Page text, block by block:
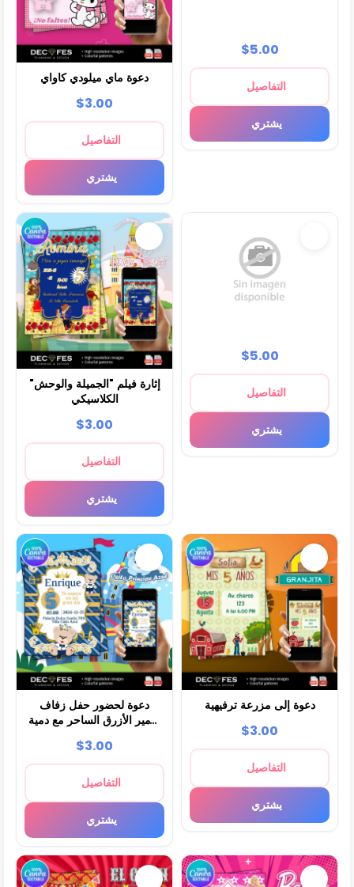
دعوة ماي ميلودي كاواي
$3.00
التفاصيل
يشتري
$5.00
التفاصيل
يشتري
إثارة فيلم "الجميلة والوحش"
الكلاسيكي
$3.00
التفاصيل
يشتري
$5.00
التفاصيل
يشتري
دعوة لحضور حفل زفاف
الأمير الأزرق الساحر مع دمية
$3.00
التفاصيل
يشتري
دعوة إلى مزرعة ترفيهية
$3.00
التفاصيل
يشتري